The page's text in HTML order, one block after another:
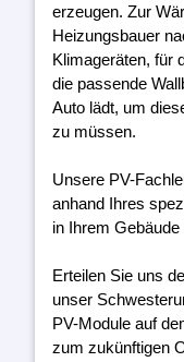
erzeugen. Zur
Heizungsbauer
Klimageräten, für
die passende
Auto lädt, um
zu müssen.
Unsere PV-
anhand Ihres
in Ihrem
Erteilen Sie uns
unser
PV-Module auf
zum zukünftigen